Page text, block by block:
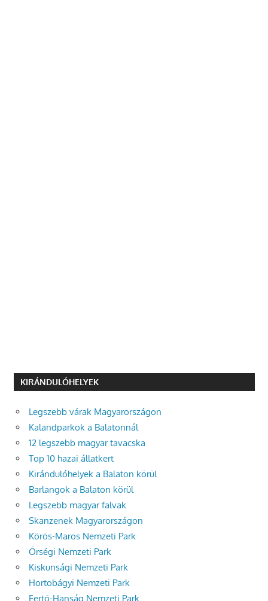
KIRÁNDULÓHELYEK
Legszebb várak Magyarországon
Kalandparkok a Balatonnál
12 legszebb magyar tavacska
Top 10 hazai állatkert
Kirándulóhelyek a Balaton körül
Barlangok a Balaton körül
Legszebb magyar falvak
Skanzenek Magyarországon
Körös-Maros Nemzeti Park
Őrségi Nemzeti Park
Kiskunsági Nemzeti Park
Hortobágyi Nemzeti Park
Fertő-Hanság Nemzeti Park